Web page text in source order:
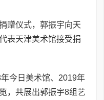
赠仪式，郭振宇向天
表天津美术馆接受捐
今日美术馆、2019年
，共展出郭振宇8组艺